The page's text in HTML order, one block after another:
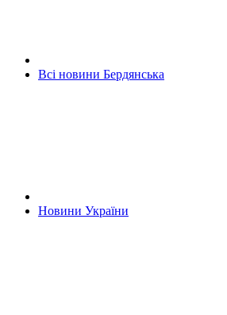
Всі новини Бердянська
Новини України